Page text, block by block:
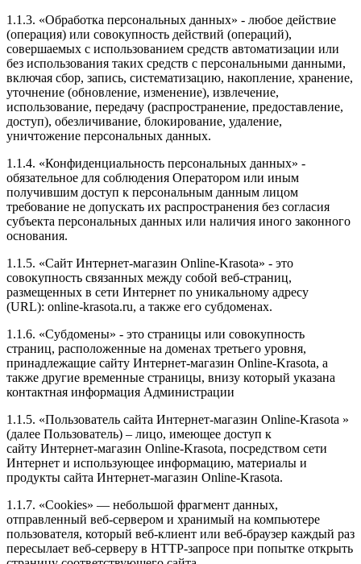
1.1.3. «Обработка персональных данных» - любое действие
(операция) или совокупность действий (операций),
совершаемых с использованием средств автоматизации или
без использования таких средств с персональными данными,
включая сбор, запись, систематизацию, накопление, хранение,
уточнение (обновление, изменение), извлечение,
использование, передачу (распространение, предоставление,
доступ), обезличивание, блокирование, удаление,
уничтожение персональных данных.
1.1.4. «Конфиденциальность персональных данных» -
обязательное для соблюдения Оператором или иным
получившим доступ к персональным данным лицом
требование не допускать их распространения без согласия
субъекта персональных данных или наличия иного законного
основания.
1.1.5. «Сайт Интернет-магазин Online-Krasota» - это
совокупность связанных между собой веб-страниц,
размещенных в сети Интернет по уникальному адресу
(URL): online-krasota.ru, а также его субдоменах.
1.1.6. «Субдомены» - это страницы или совокупность
страниц, расположенные на доменах третьего уровня,
принадлежащие сайту Интернет-магазин Online-Krasota, а
также другие временные страницы, внизу который указана
контактная информация Администрации
1.1.5. «Пользователь сайта Интернет-магазин Online-Krasota »
(далее Пользователь) – лицо, имеющее доступ к
сайту Интернет-магазин Online-Krasota, посредством сети
Интернет и использующее информацию, материалы и
продукты сайта Интернет-магазин Online-Krasota.
1.1.7. «Cookies» — небольшой фрагмент данных,
отправленный веб-сервером и хранимый на компьютере
пользователя, который веб-клиент или веб-браузер каждый раз
пересылает веб-серверу в HTTP-запросе при попытке открыть